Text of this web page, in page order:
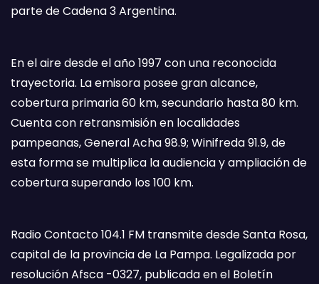
parte de Cadena 3 Argentina.
En el aire desde el año 1997 con una reconocida
trayectoria. La emisora posee gran alcance,
cobertura primaria 60 km, secundario hasta 80 km.
Cuenta con retransmisión en localidades
pampeanas, General Acha 98.9; Winifreda 91.9, de
esta forma se multiplica la audiencia y ampliación de
cobertura superando los 100 km.
Radio Contacto 104.1 FM transmite desde Santa Rosa,
capital de la provincia de La Pampa. Legalizada por
resolución Afsca -0327, publicada en el Boletín